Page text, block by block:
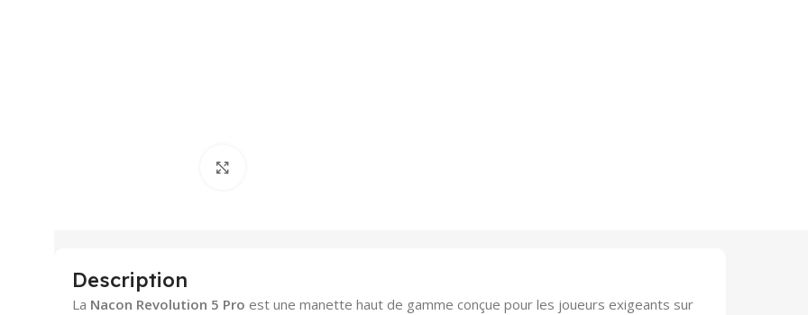
Description
La Nacon Revolution 5 Pro est une manette haut de gamme conçue pour les joueurs exigeants sur